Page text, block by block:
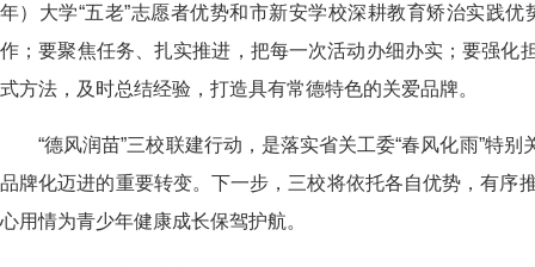
年）大学“五老”志愿者优势和市新安学校深耕教育矫治实践优
作；要聚焦任务、扎实推进， 把每一次活动办细办实 ；要强化
式方法 ， 及时总结经验，打造具有常德特色的关爱品牌。
“德风润苗”三校联建行动， 是落实省关工委“春风化雨”特别
品牌化迈进的重要转变。下一步， 三校将依托各自优势，有序
心用情为青少年健康成长保驾护航。